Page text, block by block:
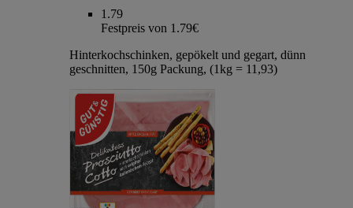
1.79
Festpreis von 1.79€
Hinterkochschinken, gepökelt und gegart, dünn
geschnitten, 150g Packung, (1kg = 11,93)